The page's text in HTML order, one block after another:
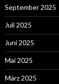
September 2025
Juli 2025
Juni 2025
Mai 2025
März 2025